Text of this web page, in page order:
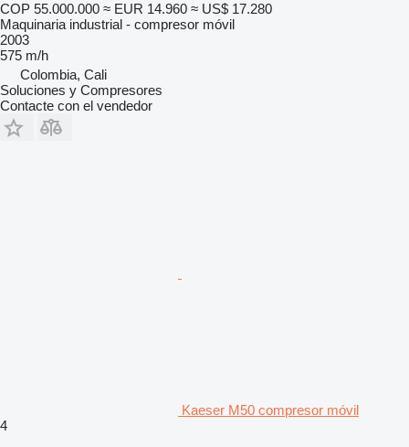
COP 55.000.000 ≈ EUR 14.960 ≈ US$ 17.280
Maquinaria industrial - compresor móvil
2003
575 m/h
Colombia, Cali
Soluciones y Compresores
Contacte con el vendedor
Kaeser M50 compresor móvil
4